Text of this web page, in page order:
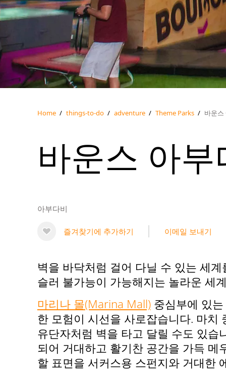
Home / things-to-do / adventure / Theme Parks / 바운스
바운스 아부
아부다비
즐겨찾기에 추가하기 이메일 보내기
벽을 바닥처럼 걸어 다닐 수 있는 세
슬러 불가능이 가능해지는 놀라운 세
마리나 몰(Marina Mall)중심부에 있는
한 모험이 시선을 사로잡습니다. 마
유단자처럼 벽을 타고 달릴 수도 있
되어 거대하고 활기찬 공간을 가득
할 표면을 서커스용 스펀지와 거대한